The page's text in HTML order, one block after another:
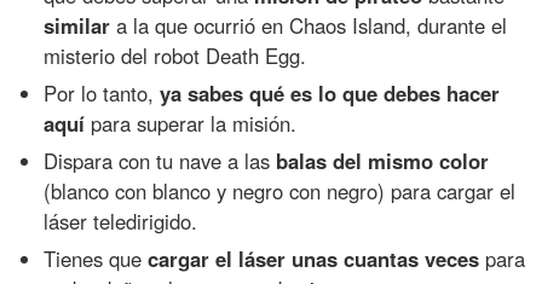
similar a la que ocurrió en Chaos Island, durante el
misterio del robot Death Egg.
Por lo tanto,ya sabes qué es lo que debes hacer
aquí para superar la misión.
Dispara con tu nave a las balas del mismo color
(blanco con blanco y negro con negro) para cargar el
láser teledirigido.
Tienes quecargar el láser unas cuantas veces para